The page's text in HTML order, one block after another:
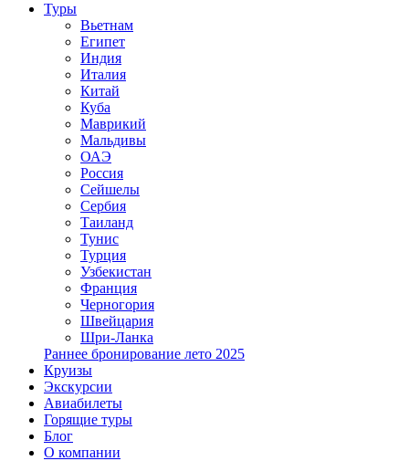
Туры
Вьетнам
Египет
Индия
Италия
Китай
Куба
Маврикий
Мальдивы
ОАЭ
Россия
Сейшелы
Сербия
Таиланд
Тунис
Турция
Узбекистан
Франция
Черногория
Швейцария
Шри-Ланка
Раннее бронирование лето 2025
Круизы
Экскурсии
Авиабилеты
Горящие туры
Блог
О компании